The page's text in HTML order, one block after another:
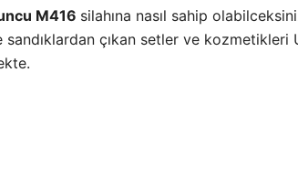
M416 silahına nasıl sahip
çıkan setler ve kozmetikleri